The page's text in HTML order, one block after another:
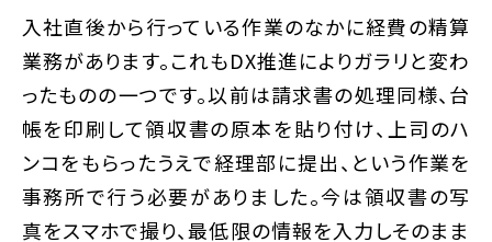
入社直後から行っている作業のなかに経費の精算
業務があります。これもDX推進によりガラリと変わ
ったものの一つです。以前は請求書の処理同様、台
帳を印刷して領収書の原本を貼り付け、上司のハ
ンコをもらったうえで経理部に提出、という作業を
事務所で行う必要がありました。今は領収書の写
真をスマホで撮り、最低限の情報を入力しそのまま